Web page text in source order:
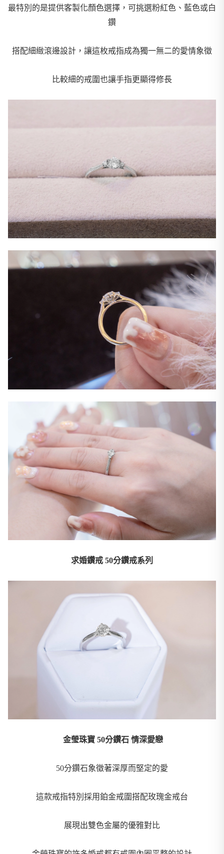
最特別的是提供客製化顏色選擇，可挑選粉紅色、藍色或白
鑽
搭配細緻滾邊設計，讓這枚戒指成為獨一無二的愛情象徵
比較細的戒圍也讓手指更顯得修長
求婚鑽戒 50分鑽戒系列
金瑩珠寶 50分鑽石 情深愛戀
50分鑽石象徵著深厚而堅定的愛
這款戒指特別採用鉑金戒圍搭配玫瑰金戒台
展現出雙色金屬的優雅對比